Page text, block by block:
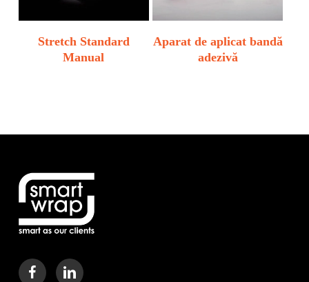
Stretch Standard
Manual
Aparat de aplicat bandă
adezivă